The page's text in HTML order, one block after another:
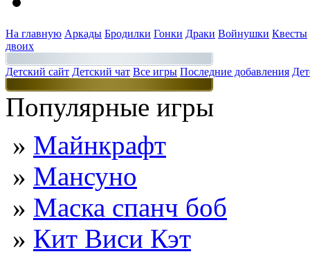
На главную Аркады Бродилки Гонки Драки Войнушки Квесты
двоих
Детский сайт Детский чат Все игры Последние добавления
Популярные игры
» Майнкрафт
» Мансуно
» Маска спанч боб
» Кит Виси Кэт